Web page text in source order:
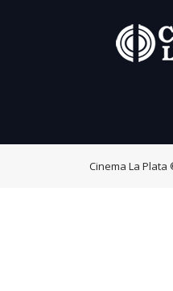
Cinema La Plata